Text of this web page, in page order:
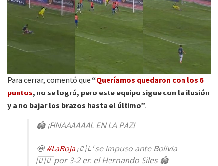
Para cerrar, comentó que “Queríamos quedaron con los 6
puntos, no se logró, pero este equipo sigue con la ilusión
y a no bajar los brazos hasta el último”.
🏟 ¡FINAAAAAAL EN LA PAZ!
🤩#LaRoja🇨🇱 se impuso ante Bolivia
🇧🇴 por 3-2 en el Hernando Siles 🏟